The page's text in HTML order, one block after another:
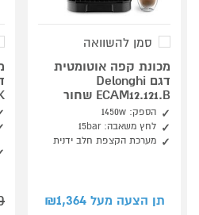
סמן להשוואה
מכונת קפה אוטומטית
דגם Delonghi
ECAM12.121.B שחור
הספק: 1450w
לחץ משאבה: 15bar
מערכת הקצפת חלב ידנית
תן הצעה מעל ₪ 1,364